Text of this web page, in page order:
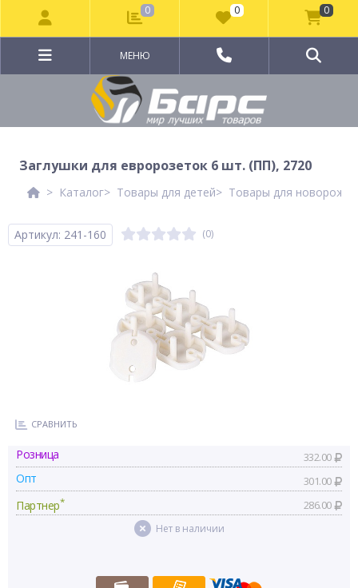
МЕНЮ
Заглушки для евророзеток 6 шт. (ПП), 2720
Каталог Товары для детей Товары для
Артикул: 241-160 (0)
СРАВНИТЬ
Розница 332.00
Опт 301.00
Партнер* 286.00
Нет в наличии
0 0 0